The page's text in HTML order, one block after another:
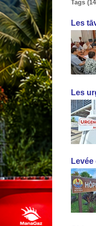
Tags
Les
Les